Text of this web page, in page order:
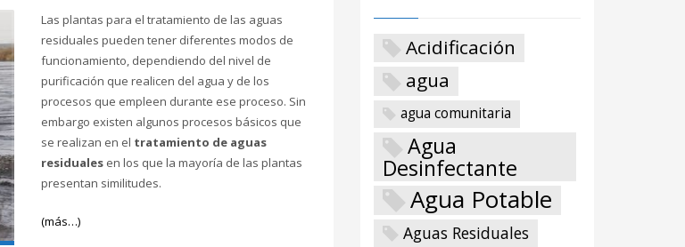
Las plantas para el tratamiento de las aguas
residuales pueden tener diferentes modos de
funcionamiento, dependiendo del nivel de
purificación que realicen del agua y de los
procesos que empleen durante ese proceso. Sin
embargo existen algunos procesos básicos que
se realizan en el tratamiento de aguas
residuales en los que la mayoría de las plantas
presentan similitudes.
(más…)
Acidificación
agua
agua comunitaria
Agua
Desinfectante
Agua Potable
Aguas Residuales